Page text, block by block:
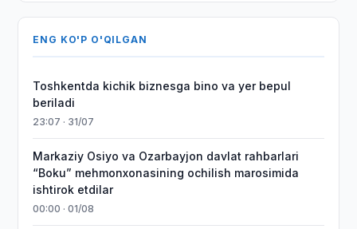
ENG KO'P O'QILGAN
Toshkentda kichik biznesga bino va yer bepul
beriladi
23:07 · 31/07
Markaziy Osiyo va Ozarbayjon davlat rahbarlari
“Boku” mehmonxonasining ochilish marosimida
ishtirok etdilar
00:00 · 01/08